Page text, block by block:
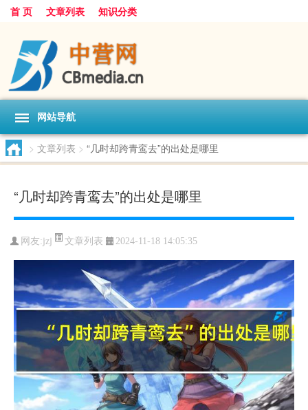
首 页 文章列表 知识分类
网站导航
> 文章列表 > “几时却跨青鸾去”的出处是哪里
“几时却跨青鸾去”的出处是哪里
网友:jzj 文章列表 2024-11-18 14:05:35